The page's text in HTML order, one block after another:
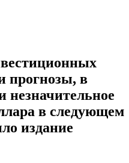
прогнозы, в
незначительное
в следующем
издание